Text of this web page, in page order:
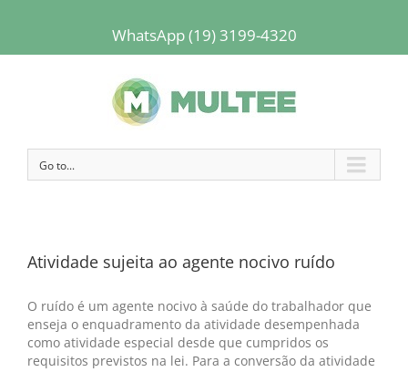
WhatsApp (19) 3199-4320
Go to...
Atividade sujeita ao agente nocivo ruído
O ruído é um agente nocivo à saúde do trabalhador que
enseja o enquadramento da atividade desempenhada
como atividade especial desde que cumpridos os
requisitos previstos na lei. Para a conversão da atividade